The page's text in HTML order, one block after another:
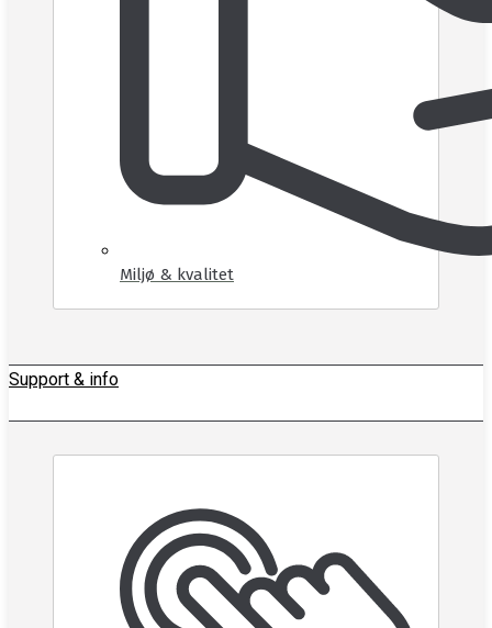
Miljø & kvalitet
Support & info